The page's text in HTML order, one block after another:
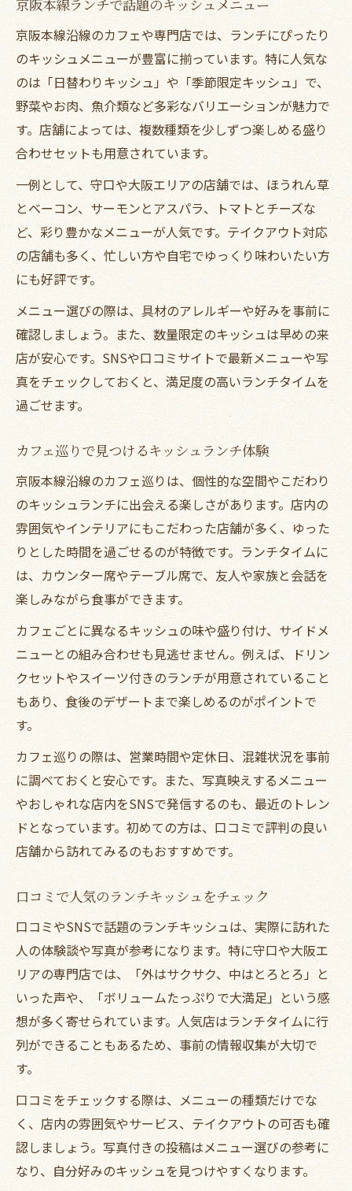
京阪本線ランチで話題のキッシュメニュー
京阪本線沿線のカフェや専門店では、ランチにぴったり
のキッシュメニューが豊富に揃っています。特に人気な
のは「日替わりキッシュ」や「季節限定キッシュ」で、
野菜やお肉、魚介類など多彩なバリエーションが魅力で
す。店舗によっては、複数種類を少しずつ楽しめる盛り
合わせセットも用意されています。
一例として、守口や大阪エリアの店舗では、ほうれん草
とベーコン、サーモンとアスパラ、トマトとチーズな
ど、彩り豊かなメニューが人気です。テイクアウト対応
の店舗も多く、忙しい方や自宅でゆっくり味わいたい方
にも好評です。
メニュー選びの際は、具材のアレルギーや好みを事前に
確認しましょう。また、数量限定のキッシュは早めの来
店が安心です。SNSや口コミサイトで最新メニューや写
真をチェックしておくと、満足度の高いランチタイムを
過ごせます。
カフェ巡りで見つけるキッシュランチ体験
京阪本線沿線のカフェ巡りは、個性的な空間やこだわり
のキッシュランチに出会える楽しさがあります。店内の
雰囲気やインテリアにもこだわった店舗が多く、ゆった
りとした時間を過ごせるのが特徴です。ランチタイムに
は、カウンター席やテーブル席で、友人や家族と会話を
楽しみながら食事ができます。
カフェごとに異なるキッシュの味や盛り付け、サイドメ
ニューとの組み合わせも見逃せません。例えば、ドリン
クセットやスイーツ付きのランチが用意されていること
もあり、食後のデザートまで楽しめるのがポイントで
す。
カフェ巡りの際は、営業時間や定休日、混雑状況を事前
に調べておくと安心です。また、写真映えするメニュー
やおしゃれな店内をSNSで発信するのも、最近のトレン
ドとなっています。初めての方は、口コミで評判の良い
店舗から訪れてみるのもおすすめです。
口コミで人気のランチキッシュをチェック
口コミやSNSで話題のランチキッシュは、実際に訪れた
人の体験談や写真が参考になります。特に守口や大阪エ
リアの専門店では、「外はサクサク、中はとろとろ」と
いった声や、「ボリュームたっぷりで大満足」という感
想が多く寄せられています。人気店はランチタイムに行
列ができることもあるため、事前の情報収集が大切で
す。
口コミをチェックする際は、メニューの種類だけでな
く、店内の雰囲気やサービス、テイクアウトの可否も確
認しましょう。写真付きの投稿はメニュー選びの参考に
なり、自分好みのキッシュを見つけやすくなります。